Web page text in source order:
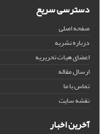
دسترسی سریع
صفحه اصلی
درباره نشریه
اعضای هیات تحریریه
ارسال مقاله
تماس با ما
نقشه سایت
آخرین اخبار